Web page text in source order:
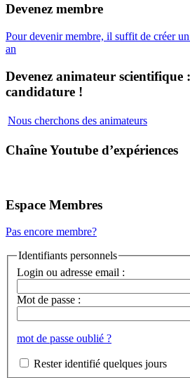
Devenez membre
Pour devenir membre, il suffit de créer
an
Devenez animateur scientifique
candidature !
Nous cherchons des animateurs
Chaîne Youtube d’expériences
Espace Membres
Pas encore membre?
Identifiants personnels
Login ou adresse email :
Mot de passe :
mot de passe oublié ?
Rester identifié quelques jours